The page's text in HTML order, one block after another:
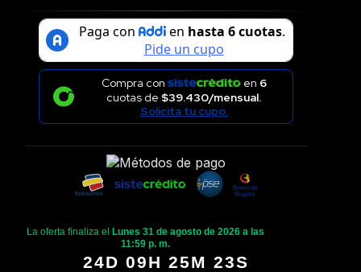
Compra con en 6
cuotas de $39.430/mensual.
Solicita tu cupo.
La oferta finaliza el
Lunes 31 de agosto de 2026 a las
11:59 p. m.
24D 09H 25M 23S